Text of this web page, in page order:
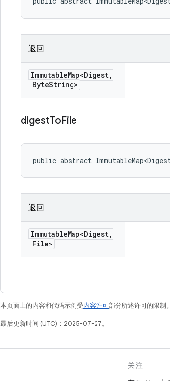
返回
ImmutableMap<Digest,
ByteString>
digestToFile
public abstract
返回
ImmutableMap<Digest,
File>
本页面上的内容和代码示例受内容许可部分所述许可的限制
最后更新时间 (UTC)：2025-07-27。
关注